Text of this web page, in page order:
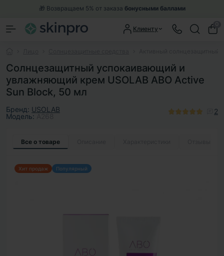
🎁 Возвращаем 5% от заказа бонусными баллами
Клиенту
Солнцезащитный успокаивающий и
увлажняющий крем USOLAB ABO Active
Sun Block, 50 мл
Бренд: USOLAB
Модель:
2
Все о товаре
Хит продаж Популярный